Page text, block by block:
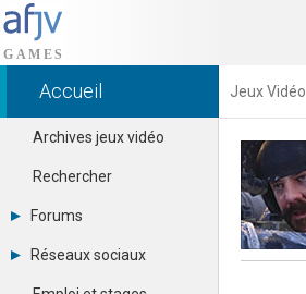
Accueil Jeux Vidéo
Archives jeux vidéo
Rechercher
Forums
Tous les forums
Se connecter
Réseaux sociaux
Dailymotion